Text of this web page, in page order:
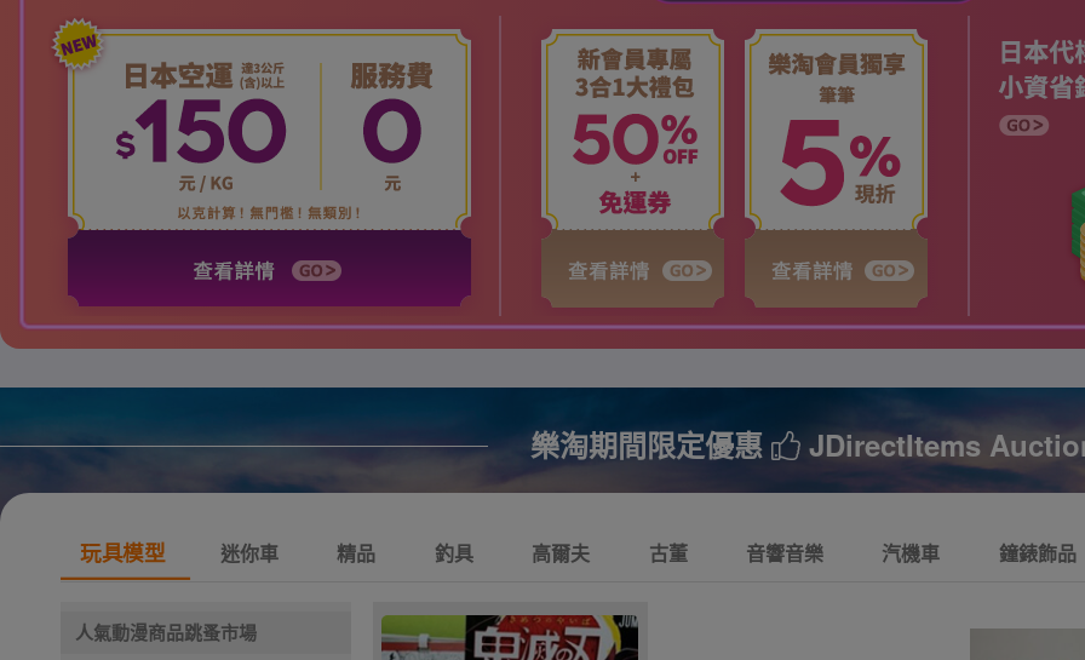
樂淘期間限定優惠 JDirectItems
玩具模型 迷你車 精品 釣具 高爾夫 古董 音響音樂 汽機車 鐘錶飾品
人氣動漫商品跳蚤市場